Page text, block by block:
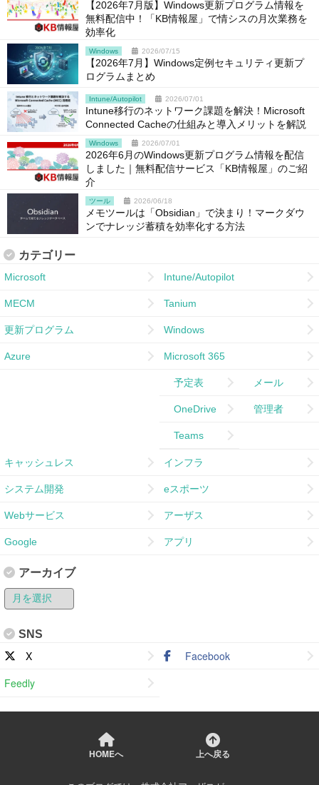
【2026年7月版】Windows更新プログラム情報を
無料配信中！「KB情報屋」で情シスの月次業務を
効率化
Windows 2026/07/15
【2026年7月】Windows定例セキュリティ更新プ
ログラムまとめ
Intune/Autopilot 2026/07/01
Intune移行のネットワーク課題を解決！Microsoft
Connected Cacheの仕組みと導入メリットを解説
Windows 2026/07/01
2026年6月のWindows更新プログラム情報を配信
しました｜無料配信サービス「KB情報屋」のご紹
介
ツール 2026/06/18
メモツールは「Obsidian」で決まり！マークダウ
ンでナレッジ蓄積を効率化する方法
カテゴリー
Microsoft Intune/Autopilot
MECM Tanium
更新プログラム Windows
Azure Microsoft 365
予定表 メール
OneDrive 管理者
Teams
キャッシュレス インフラ
システム開発 eスポーツ
Webサービス アーザス
Google アプリ
アーカイブ
SNS
X
Facebook
Feedly
HOMEへ 上へ戻る